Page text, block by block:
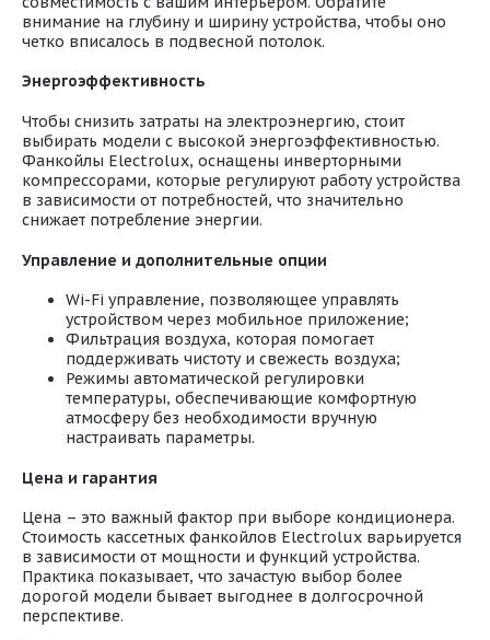
внимание на глубину и ширину устройства, чтобы оно
четко вписалось в подвесной потолок.
Энергоэффективность
Чтобы снизить затраты на электроэнергию, стоит
выбирать модели с высокой энергоэффективностью.
Фанкойлы Electrolux, оснащены инверторными
компрессорами, которые регулируют работу устройства
в зависимости от потребностей, что значительно
снижает потребление энергии.
Управление и дополнительные опции
Wi-Fi управление, позволяющее управлять
устройством через мобильное приложение;
Фильтрация воздуха, которая помогает
поддерживать чистоту и свежесть воздуха;
Режимы автоматической регулировки
температуры, обеспечивающие комфортную
атмосферу без необходимости вручную
настраивать параметры.
Цена и гарантия
Цена – это важный фактор при выборе кондиционера.
Стоимость кассетных фанкойлов Electrolux варьируется
в зависимости от мощности и функций устройства.
Практика показывает, что зачастую выбор более
дорогой модели бывает выгоднее в долгосрочной
перспективе.